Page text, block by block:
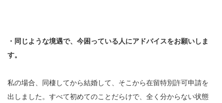
・同じような境遇で、今困っている人にアドバイスをお願いしま
す。
私の場合、同棲してから結婚して、そこから在留特別許可申請を
出しました。すべて初めてのことだらけで、全く分からない状態